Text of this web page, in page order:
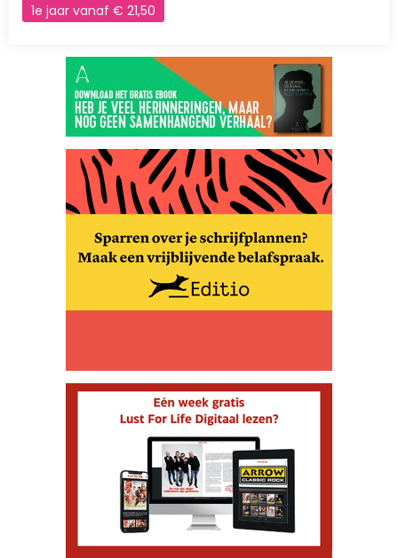
1e jaar vanaf € 21,50